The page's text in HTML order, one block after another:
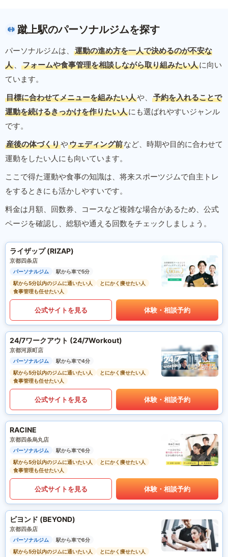
蹴上駅のパーソナルジムを探す
パーソナルジムは、
運動の進め方を一人で決めるのが不安な
人 、 フォームや食事管理を相談しながら取り組みたい人に向い
ています。
目標に合わせてメニューを組みたい人や、
予約を入れることで
運動を続けるきっかけを作りたい人にも選ばれやすいジャンル
です。
産後の体づくりやウェディング前など、時期や目的に合わせて
運動をしたい人にも向いています。
ここで得た運動や食事の知識は、将来スポーツジムで自主トレ
をするときにも活かしやすいです。
料金は月額、回数券、コースなど複雑な場合があるため、公式
ページを確認し、総額や通える回数をチェックしましょう。
ライザップ (RIZAP)
京都四条店
パーソナルジム
駅から車で5分
駅から5分以内のジムに通いたい人
とにかく痩せたい人
食事管理も任せたい人
公式サイトを見る 体験・相談予約
24/7ワークアウト (24/7Workout)
京都河原町店
パーソナルジム
駅から車で4分
駅から5分以内のジムに通いたい人
とにかく痩せたい人
食事管理も任せたい人
公式サイトを見る 体験・相談予約
RACINE
京都四条烏丸店
パーソナルジム
駅から車で6分
駅から5分以内のジムに通いたい人
とにかく痩せたい人
食事管理も任せたい人
公式サイトを見る 体験・相談予約
ビヨンド (BEYOND)
京都四条店
パーソナルジム
駅から車で6分
駅から5分以内のジムに通いたい人
とにかく痩せたい人